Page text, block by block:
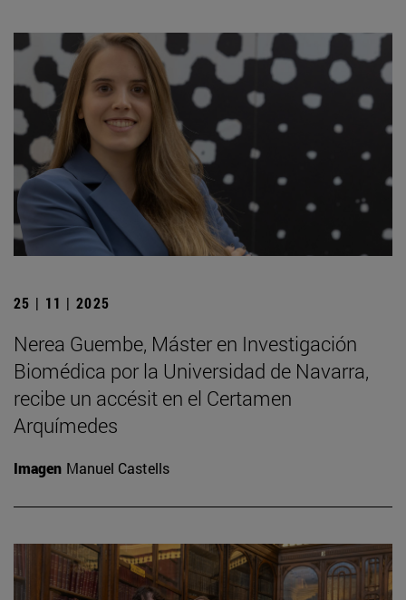
25 | 11 | 2025
Nerea Guembe, Máster en Investigación
Biomédica por la Universidad de Navarra,
recibe un accésit en el Certamen
Arquímedes
Imagen Manuel Castells